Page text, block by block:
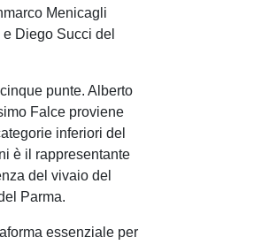
Menicagli
Diego Succi del
punte. Alberto
Falce proviene
inferiori del
è il rappresentante
del vivaio del
Parma.
essenziale per